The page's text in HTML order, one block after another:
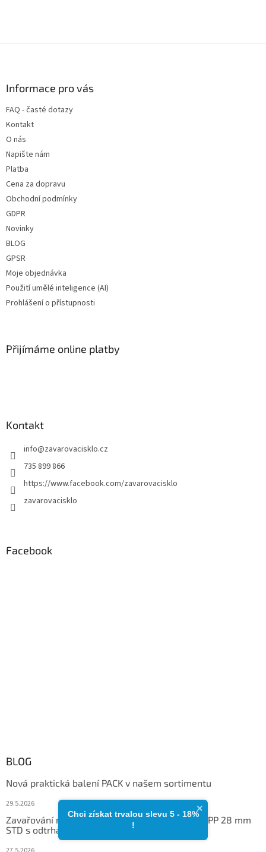
Informace pro vás
FAQ - časté dotazy
Kontakt
O nás
Napište nám
Platba
Cena za dopravu
Obchodní podmínky
GDPR
Novinky
BLOG
GPSR
Moje objednávka
Použití umělé inteligence (AI)
Prohlášení o přístupnosti
Přijímáme online platby
Kontakt
info@zavarovacisklo.cz
735 899 866
https://www.facebook.com/zavarovacisklo
zavarovacisklo
Facebook
BLOG
Nová praktická balení PACK v našem sortimentu
29.5.2026
Zavařování metodou Hot Fill pro duální uzávěr PP 28 mm
STD s odtrhávacím kroužkem
×
Chci získat trvalou slevu 5 - 18%​
!